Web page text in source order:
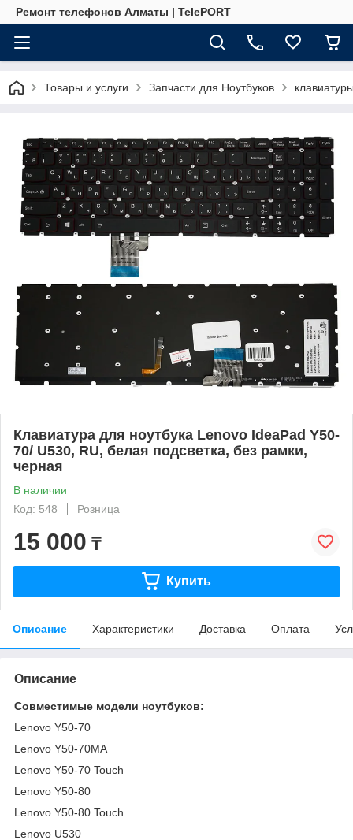
Ремонт телефонов Алматы | TelePORT
Товары и услуги Запчасти для Ноутбуков
Клавиатура для ноутбука Lenovo IdeaPad Y50-
70/ U530, RU, белая подсветка, без рамки,
черная
В наличии
Код: 548
Розница
15 000 ₸
Купить
Описание Характеристики Доставка Оплата
Описание
Совместимые модели ноутбуков:
Lenovo Y50-70
Lenovo Y50-70MA
Lenovo Y50-70 Touch
Lenovo Y50-80
Lenovo Y50-80 Touch
Lenovo U530